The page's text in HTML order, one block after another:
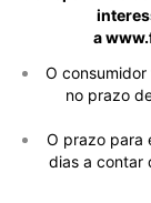
a
O
no prazo
O prazo para
dias a contar